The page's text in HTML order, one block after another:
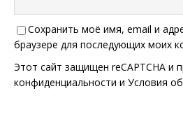
Сохранить моё имя, email и
браузере для последующих моих
Этот сайт защищен reCAPTCHA и
конфиденциальности и Условия